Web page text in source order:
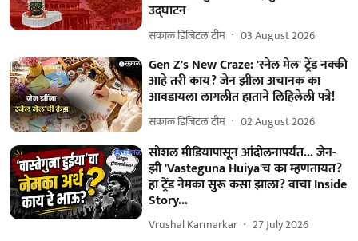
उद्घाटन
सकाळ डिजिटल टीम 03 August 2026
Gen Z's New Craze: 'स्नेल मेल' ट्रेंड नक्की
आहे तरी काय? जेन झीला अचानक का
आवडायला लागलीत हाताने लिहिलेली पत्रे!
सकाळ डिजिटल टीम 02 August 2026
सोशल मीडियापासून आंदोलनापर्यंत... जेन-
झी 'Vasteguna Huiya'च का म्हणतायत?
हा ट्रेंड नेमका सुरू कसा झाला? वाचा Inside
Story...
Vrushal Karmarkar 27 July 2026